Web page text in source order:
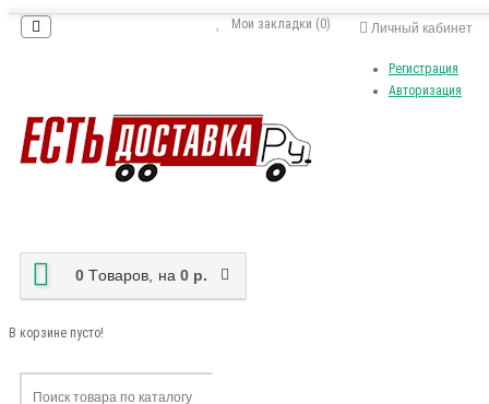
Личный кабинет
Регистрация
Авторизация
Мои закладки (0)
0 Tоваров, на 0 р.
В корзине пусто!